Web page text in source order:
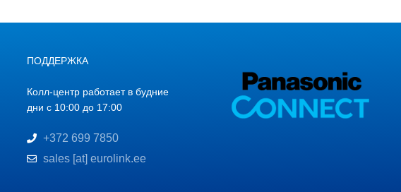
ПОДДЕРЖКА
Колл-центр работает в будние
дни с 10:00 до 17:00
+372 699 7850
sales [at] eurolink.ee